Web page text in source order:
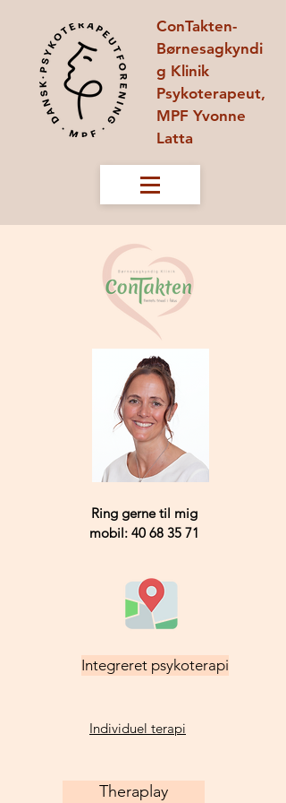
ConTakten-
Børnesagkyndi
g Klinik
Psykoterapeut,
MPF Yvonne
Latta
Ring gerne til mig
mobil: 40 68 35 71
Integreret psykoterapi
Individuel terapi
Theraplay